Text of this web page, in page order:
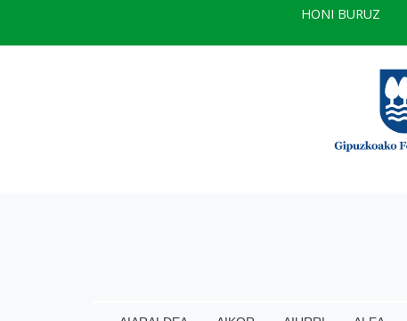
HONI BURUZ